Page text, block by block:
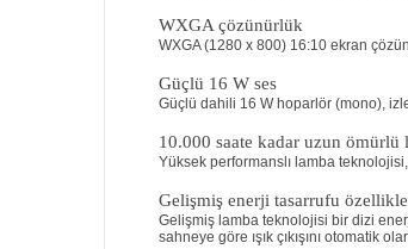
WXGA çözünürlük
WXGA (1280 x 800) 16:10 ekran
Güçlü 16 W ses
Güçlü dahili 16 W hoparlör (mono),
10.000 saate kadar uzun
Yüksek performanslı lamba
Gelişmiş enerji tasarrufu
Gelişmiş lamba teknolojisi bir dizi
sahneye göre ışık çıkışını otomatik